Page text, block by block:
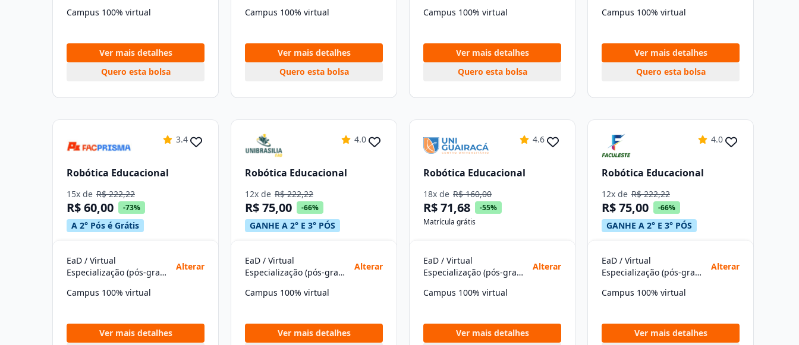
Campus 100% virtual
Ver mais detalhes
Quero esta bolsa
Campus 100% virtual
Ver mais detalhes
Quero esta bolsa
Campus 100% virtual
Ver mais detalhes
Quero esta bolsa
Campus 100% virtual
Ver mais detalhes
Quero esta bolsa
3.4
Robótica Educacional
15x de R$ 222,22
R$ 60,00 -73%
A 2° Pós é Grátis
EaD / Virtual
Especialização (pós-graduação)
Alterar
Campus 100% virtual
Ver mais detalhes
4.0
Robótica Educacional
12x de R$ 222,22
R$ 75,00 -66%
GANHE A 2° E 3° PÓS
EaD / Virtual
Especialização (pós-graduação)
Alterar
Campus 100% virtual
Ver mais detalhes
4.6
Robótica Educacional
18x de R$ 160,00
R$ 71,68
-55%
Matrícula grátis
EaD / Virtual
Especialização (pós-graduação)
Alterar
Campus 100% virtual
Ver mais detalhes
4.0
Robótica Educacional
12x de R$ 222,22
R$ 75,00 -66%
GANHE A 2° E 3° PÓS
EaD / Virtual
Especialização (pós-graduação)
Alterar
Campus 100% virtual
Ver mais detalhes